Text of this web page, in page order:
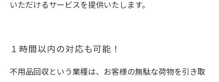
いただけるサービスを提供いたします。
１時間以内の対応も可能！
不用品回収という業種は、お客様の無駄な荷物を引き取